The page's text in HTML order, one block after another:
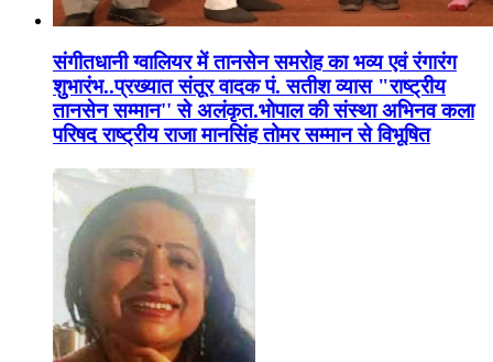
संगीतधानी ग्वालियर में तानसेन समरोह का भव्य एवं रंगारंग
शुभारंभ..प्रख्यात संतूर वादक पं. सतीश व्यास "राष्ट्रीय
तानसेन सम्मान'' से अलंकृत.भोपाल की संस्था अभिनव कला
परिषद राष्ट्रीय राजा मानसिंह तोमर सम्मान से विभूषित